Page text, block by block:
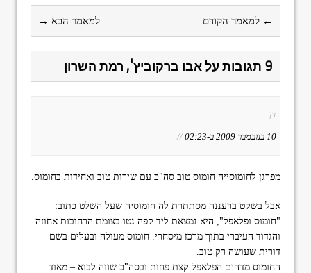
← למאמר הקודם למאמר הבא →
9 תגובות על אבו ברקוביץ', רמת השרון
דן
10 בנובמבר 2009 ב-02:23 //
מפרגן לחומוסייה חומוס טוב סה"כ עם שירות טוב ואחידות בחומוס.
אבל בשקט ברעננה מסתתרת לה חומוסיה שעל השלט כתוב:
"חומוס ופלאפל", היא נמצאת ליד קפה נטו בצומת הרחובות אחוזה
והגדוד העיברי בתוך מרכז מיסחרי. חומוס מעולה ובעלים בשם
דורית שעושה רק טוב.
החומוס מדהים הפלאפל קצת פחות ובסה"כ שווה לבוא – מאוד